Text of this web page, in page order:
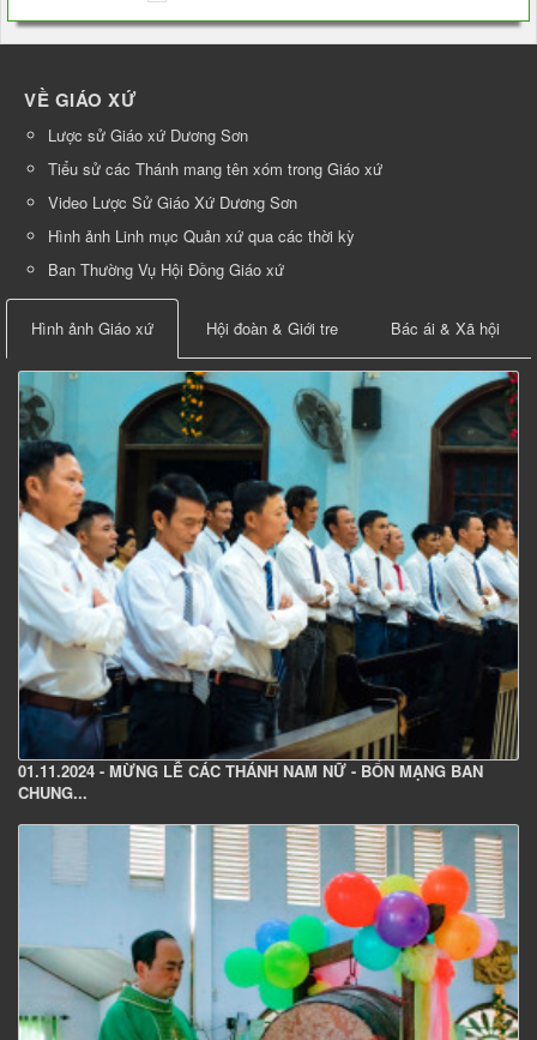
VỀ GIÁO XỨ
Lược sử Giáo xứ Dương Sơn
Tiểu sử các Thánh mang tên xóm trong Giáo xứ
Video Lược Sử Giáo Xứ Dương Sơn
Hình ảnh Linh mục Quản xứ qua các thời kỳ
Ban Thường Vụ Hội Đồng Giáo xứ
Hình ảnh Giáo xứ Hội đoàn & Giới tre Bác ái & Xã hội
01.11.2024 - MỪNG LỄ CÁC THÁNH NAM NỮ - BỔN MẠNG BAN
CHUNG...